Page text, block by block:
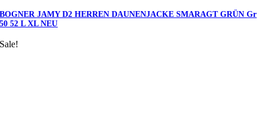
BOGNER JAMY D2 HERREN DAUNENJACKE SMARAGT GRÜN Gr
50 52 L XL NEU
Sale!